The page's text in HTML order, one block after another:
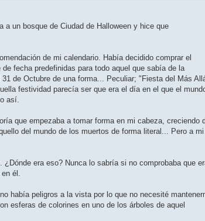
un bosque de Ciudad de Halloween y hice que
de mi calendario. Había decidido comprar el
fecha predefinidas para todo aquel que sabía de la
de Octubre de una forma... Peculiar; "Fiesta del Más
festividad parecía ser que era el día en el que el
así.
que empezaba a tomar forma en mi cabeza, creciendo
del mundo de los muertos de forma literal... Pero a mi
era eso? Nunca lo sabría si no comprobaba que
él.
había peligros a la vista por lo que no necesité
esferas de colorines en uno de los árboles de aquel